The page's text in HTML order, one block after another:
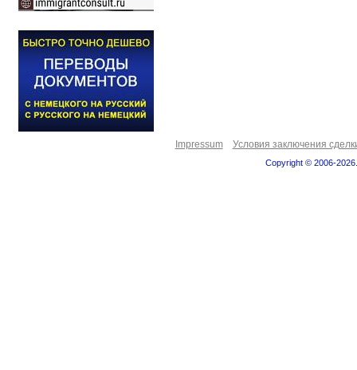
Impressum Условия заключения
Copyright © 2006-